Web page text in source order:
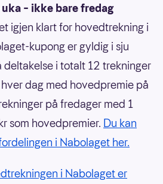
– ikke bare fredag
igjen klart for hovedtrekning i
kupong er gyldig i sju
deltakelse i totalt 12 trekninger
dag med hovedpremie på
på fredager med 1
som hovedpremier. Du kan
i Nabolaget her.
i Nabolaget er